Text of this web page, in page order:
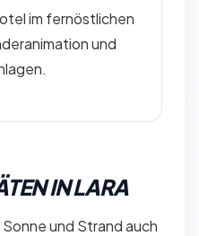
im fernöstlichen
und
IN LARA
und Strand auch